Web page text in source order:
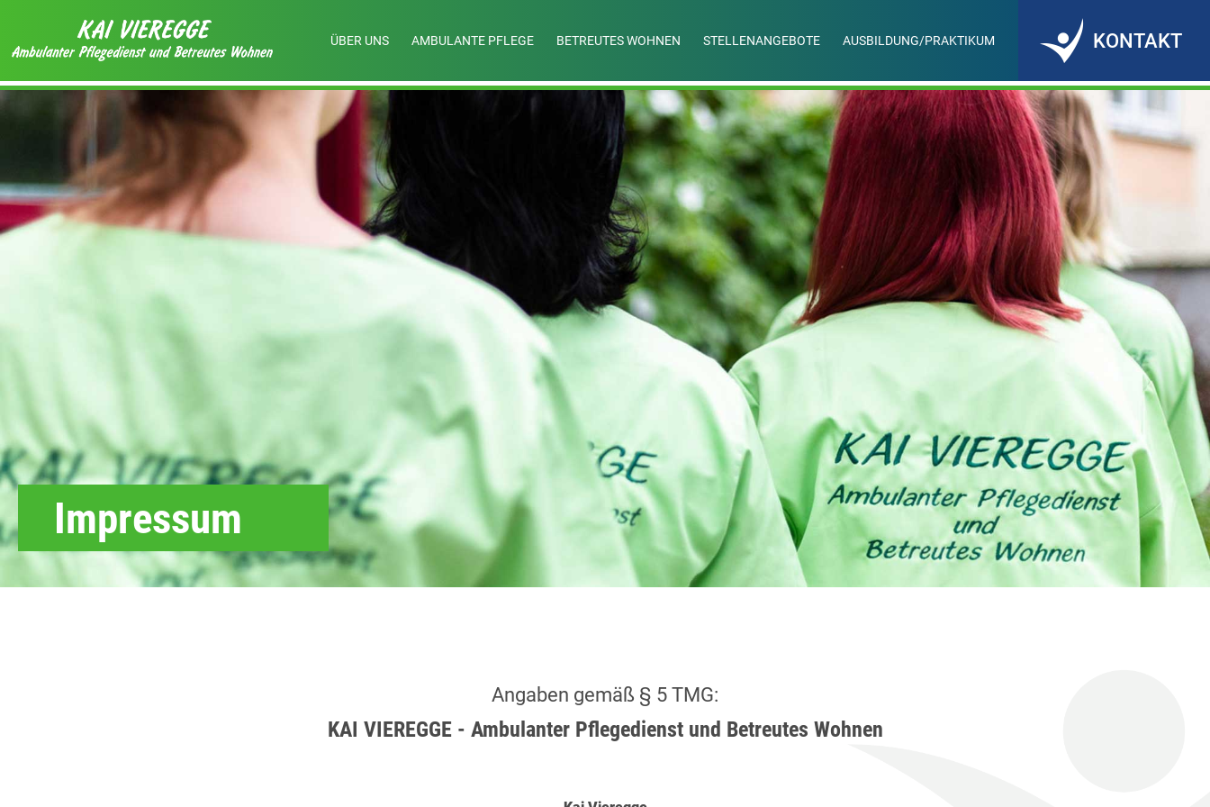
ÜBER UNS AMBULANTE PFLEGE BETREUTES WOHNEN STELLENANGEBOTE AUSBILDUNG/PRAKTIKUM KONTAKT
Impressum
Angaben gemäß § 5 TMG:
KAI VIEREGGE - Ambulanter Pflegedienst und Betreutes Wohnen